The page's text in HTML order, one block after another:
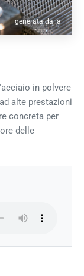
generata da ia
in polvere
alte prestazioni
concreta per
delle